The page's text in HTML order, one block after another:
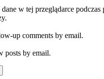
w tej przeglądarce podczas
up comments by email.
posts by email.